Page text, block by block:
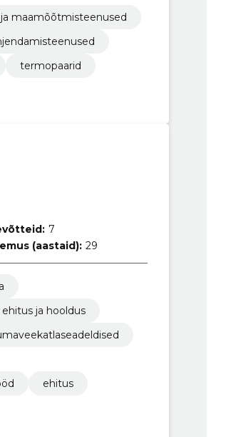
maamõõtmisteenused
termopaarid
7
(aastaid): 29
ja hooldus
ehitus